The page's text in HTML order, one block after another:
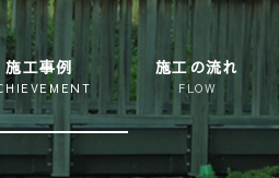
施工事例 施工の流れ